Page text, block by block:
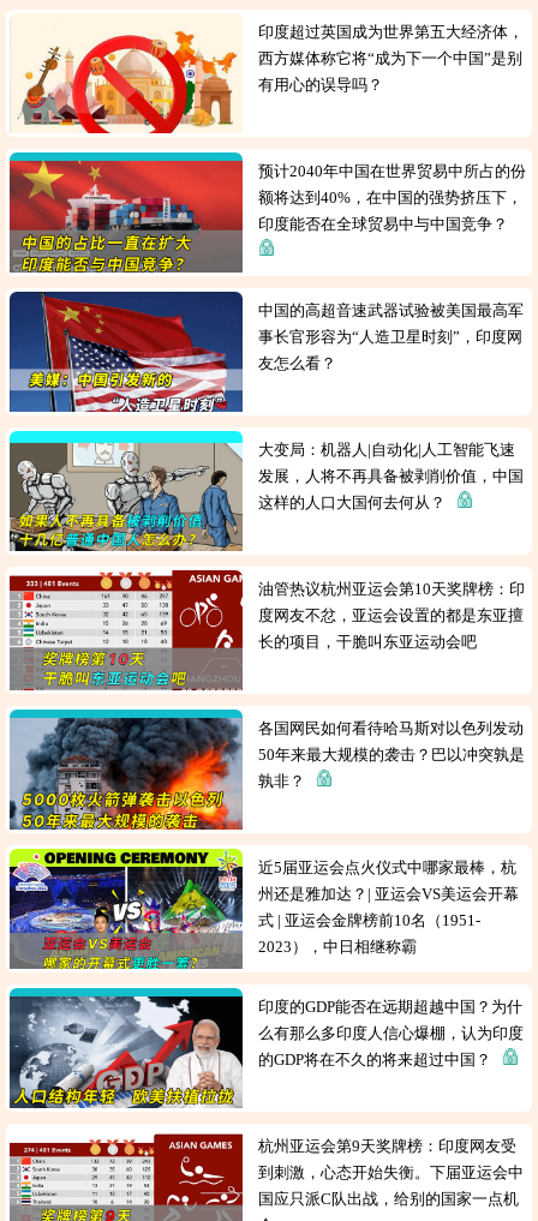
印度超过英国成为世界第五大经济体，
西方媒体称它将“成为下一个中国”是别
有用心的误导吗？
预计2040年中国在世界贸易中所占的份
额将达到40%，在中国的强势挤压下，
印度能否在全球贸易中与中国竞争？
中国的高超音速武器试验被美国最高军
事长官形容为“人造卫星时刻”，印度网
友怎么看？
大变局：机器人|自动化|人工智能飞速
发展，人将不再具备被剥削价值，中国
这样的人口大国何去何从？
油管热议杭州亚运会第10天奖牌榜：印
度网友不忿，亚运会设置的都是东亚擅
长的项目，干脆叫东亚运动会吧
各国网民如何看待哈马斯对以色列发动
50年来最大规模的袭击？巴以冲突孰是
孰非？
近5届亚运会点火仪式中哪家最棒，杭
州还是雅加达？| 亚运会VS美运会开幕
式 | 亚运会金牌榜前10名（1951-
2023），中日相继称霸
印度的GDP能否在远期超越中国？为什
么有那么多印度人信心爆棚，认为印度
的GDP将在不久的将来超过中国？
杭州亚运会第9天奖牌榜：印度网友受
到刺激，心态开始失衡。下届亚运会中
国应只派C队出战，给别的国家一点机